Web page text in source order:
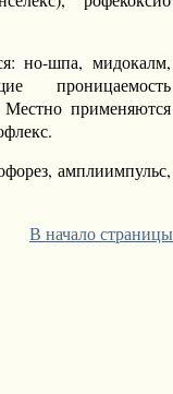
но-шпа, мидокалм,
проницаемость
Местно применяются
амплиимпульс,
В начало страницы